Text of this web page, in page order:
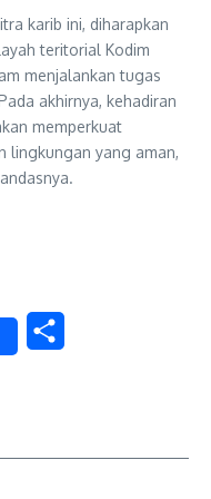
karib ini, diharapkan
teritorial Kodim
menjalankan tugas
akhirnya, kehadiran
memperkuat
lingkungan yang aman,